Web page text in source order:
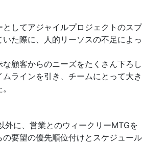
してアジャイルプロジェクトのスプ
た際に、人的リーソスの不足によっ
顧客からのニーズをたくさん下ろし
ラインを引き、チームにとって大き
外に、営業とのウィークリーMTGを
要望の優先順位付けとスケジュール